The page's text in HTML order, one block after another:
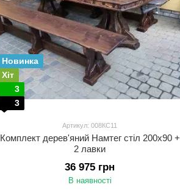
Новинка
Хіт
3
3
Артикул: 008КС11
Комплект дерев'яний Намтег стіл 200х90 +
2 лавки
36 975 грн
В наявності